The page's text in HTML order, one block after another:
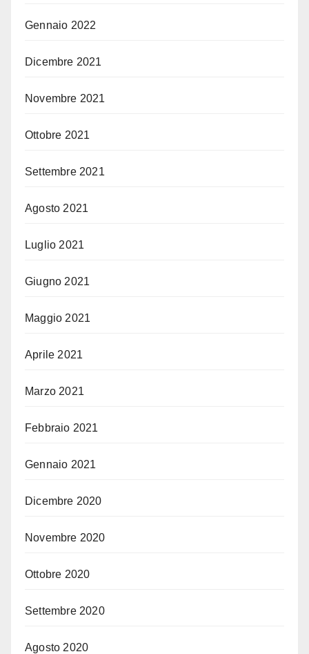
Gennaio 2022
Dicembre 2021
Novembre 2021
Ottobre 2021
Settembre 2021
Agosto 2021
Luglio 2021
Giugno 2021
Maggio 2021
Aprile 2021
Marzo 2021
Febbraio 2021
Gennaio 2021
Dicembre 2020
Novembre 2020
Ottobre 2020
Settembre 2020
Agosto 2020